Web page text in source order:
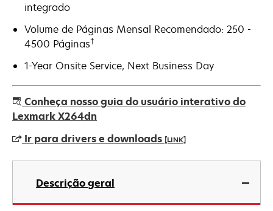
integrado
Volume de Páginas Mensal Recomendado: 250 -
4500 Páginas†
1-Year Onsite Service, Next Business Day
Conheça nosso guia do usuário interativo do
Lexmark X264dn
Ir para drivers e downloads [LINK]
abre
nova
Descrição geral